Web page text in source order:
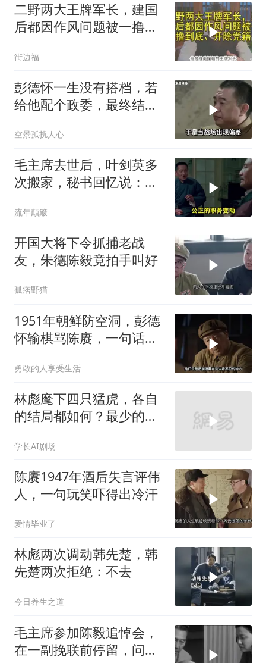
二野两大王牌军长，建国
后都因作风问题被一撸到
街边福
彭德怀一生没有搭档，若
给他配个政委，最终结局
空景孤扰人心
毛主席去世后，叶剑英多
次搬家，秘书回忆说：有
流年顛簸
开国大将下令抓捕老战
友，朱德陈毅竟拍手叫好
孤痞野猫
1951年朝鲜防空洞，彭德
怀输棋骂陈赓，一句话逗
勇敢的人享受生活
林彪麾下四只猛虎，各自
的结局都如何？最少的都
学长AI剧场
陈赓1947年酒后失言评伟
人，一句玩笑吓得出冷汗
爱情毕业了
林彪两次调动韩先楚，韩
先楚两次拒绝：不去
今日养生之道
毛主席参加陈毅追悼会，
在一副挽联前停留，问